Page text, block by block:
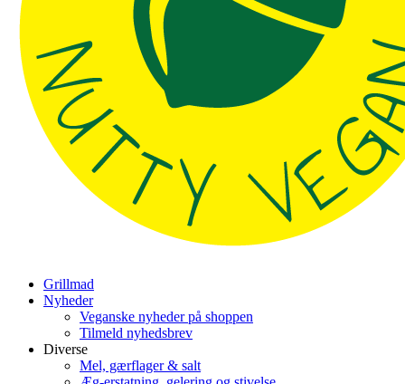
Grillmad
Nyheder
Veganske nyheder på shoppen
Tilmeld nyhedsbrev
Diverse
Mel, gærflager & salt